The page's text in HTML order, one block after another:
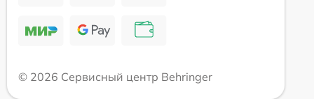
© 2026 Сервисный центр Behringer